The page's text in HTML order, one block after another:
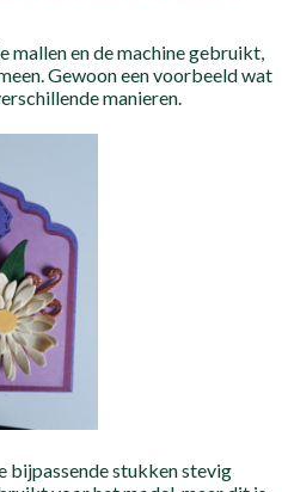
mallen en de machine gebruikt,
Gewoon een voorbeeld wat
manieren.
bijpassende stukken stevig